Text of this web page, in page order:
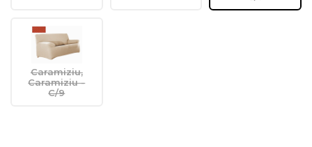
Caramiziu,
Caramiziu -
C/9